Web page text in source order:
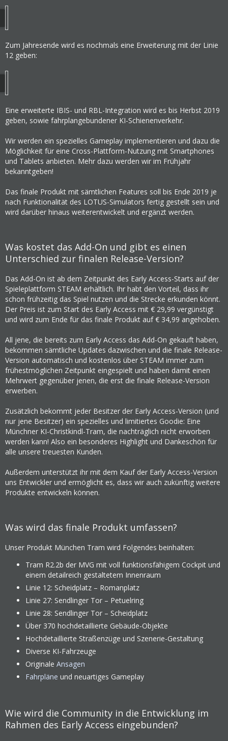
Zum Jahresende wird es nochmals eine Erweiterung mit der Linie
12 geben:
Eine erweiterte IBIS- und RBL-Integration wird es bis Herbst 2019
geben, sowie fahrplangebundener KI-Schienenverkehr.
Wir werden ein spezielles Gameplay implementieren und dazu die
Möglichkeit für eine Cross-Plattform-Nutzung mit Smartphones
und Tablets anbieten. Mehr dazu werden wir im Frühjahr
bekanntgeben!
Das finale Produkt mit sämtlichen Features soll bis Ende 2019 je
nach Funktionalität des LOTUS-Simulators fertig gestellt sein und
wird darüber hinaus weiterentwickelt und ergänzt werden.
Was kostet das Add-On und gibt es einen
Unterschied zur finalen Release-Version?
Das Add-On ist ab dem Zeitpunkt des Early Access-Starts auf der
Spieleplattform STEAM erhältlich. Ihr habt den Vorteil, dass ihr
schon frühzeitig das Spiel nutzen und die Strecke erkunden könnt.
Der Preis ist zum Start des Early Access mit € 29,99 vergünstigt
und wird zum Ende für das finale Produkt auf € 34,99 angehoben.
All jene, die bereits zum Early Access das Add-On gekauft haben,
bekommen sämtliche Updates dazwischen und die finale Release-
Version automatisch und kostenlos über STEAM immer zum
frühestmöglichen Zeitpunkt eingespielt und haben damit einen
Mehrwert gegenüber jenen, die erst die finale Release-Version
erwerben.
Zusätzlich bekommt jeder Besitzer der Early Access-Version (und
nur jene Besitzer) ein spezielles und limitiertes Goodie: Eine
Münchner KI-Christkindl-Tram, die nachträglich nicht erworben
werden kann! Also ein besonderes Highlight und Dankeschön für
alle unsere treuesten Kunden.
Außerdem unterstützt ihr mit dem Kauf der Early Access-Version
uns Entwickler und ermöglicht es, dass wir auch zukünftig weitere
Produkte entwickeln können.
Was wird das finale Produkt umfassen?
Unser Produkt München Tram wird Folgendes beinhalten:
Tram R2.2b der MVG mit voll funktionsfähigem Cockpit und
einem detailreich gestaltetem Innenraum
Linie 12: Scheidplatz – Romanplatz
Linie 27: Sendlinger Tor – Petuelring
Linie 28: Sendlinger Tor – Scheidplatz
Über 370 hochdetaillierte Gebäude-Objekte
Hochdetaillierte Straßenzüge und Szenerie-Gestaltung
Diverse KI-Fahrzeuge
Originale Ansagen
Fahrpläne und neuartiges Gameplay
Wie wird die Community in die Entwicklung im
Rahmen des Early Access eingebunden?